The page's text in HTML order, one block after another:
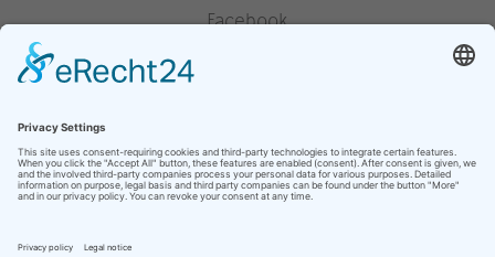
Facebook
YouTube